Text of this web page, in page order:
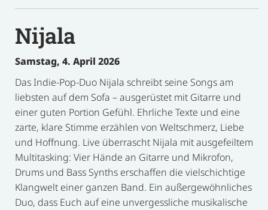
Nijala
Samstag, 4. April 2026
Das Indie-Pop-Duo Nijala schreibt seine Songs am
liebsten auf dem Sofa – ausgerüstet mit Gitarre und
einer guten Portion Gefühl. Ehrliche Texte und eine
zarte, klare Stimme erzählen von Weltschmerz, Liebe
und Hoffnung. Live überrascht Nijala mit ausgefeiltem
Multitasking: Vier Hände an Gitarre und Mikrofon,
Drums und Bass Synths erschaffen die vielschichtige
Klangwelt einer ganzen Band. Ein außergewöhnliches
Duo, dass Euch auf eine unvergessliche musikalische